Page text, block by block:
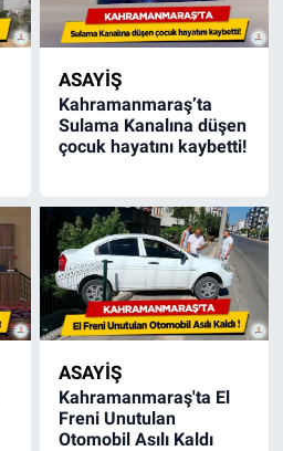
ASAYİŞ
Kahramanmaraş’ta
Sulama Kanalına düşen
çocuk hayatını kaybetti!
ASAYİŞ
Kahramanmaraş'ta El
Freni Unutulan
Otomobil Asılı Kaldı